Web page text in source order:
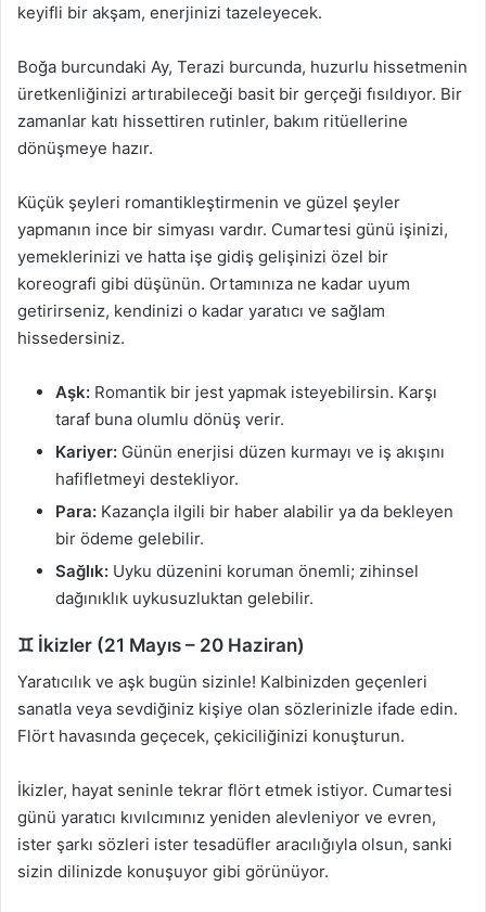
keyifli bir akşam, enerjinizi tazeleyecek.
Boğa burcundaki Ay, Terazi burcunda, huzurlu hissetmenin
üretkenliğinizi artırabileceği basit bir gerçeği fısıldıyor. Bir
zamanlar katı hissettiren rutinler, bakım ritüellerine
dönüşmeye hazır.
Küçük şeyleri romantikleştirmenin ve güzel şeyler
yapmanın ince bir simyası vardır. Cumartesi günü işinizi,
yemeklerinizi ve hatta işe gidiş gelişinizi özel bir
koreografi gibi düşünün. Ortamınıza ne kadar uyum
getirirseniz, kendinizi o kadar yaratıcı ve sağlam
hissedersiniz.
Aşk: Romantik bir jest yapmak isteyebilirsin. Karşı
taraf buna olumlu dönüş verir.
Kariyer: Günün enerjisi düzen kurmayı ve iş akışını
hafifletmeyi destekliyor.
Para: Kazançla ilgili bir haber alabilir ya da bekleyen
bir ödeme gelebilir.
Sağlık: Uyku düzenini koruman önemli; zihinsel
dağınıklık uykusuzluktan gelebilir.
♊ İkizler (21 Mayıs – 20 Haziran)
Yaratıcılık ve aşk bugün sizinle! Kalbinizden geçenleri
sanatla veya sevdiğiniz kişiye olan sözlerinizle ifade edin.
Flört havasında geçecek, çekiciliğinizi konuşturun.
İkizler, hayat seninle tekrar flört etmek istiyor. Cumartesi
günü yaratıcı kıvılcımınız yeniden alevleniyor ve evren,
ister şarkı sözleri ister tesadüfler aracılığıyla olsun, sanki
sizin dilinizde konuşuyor gibi görünüyor.